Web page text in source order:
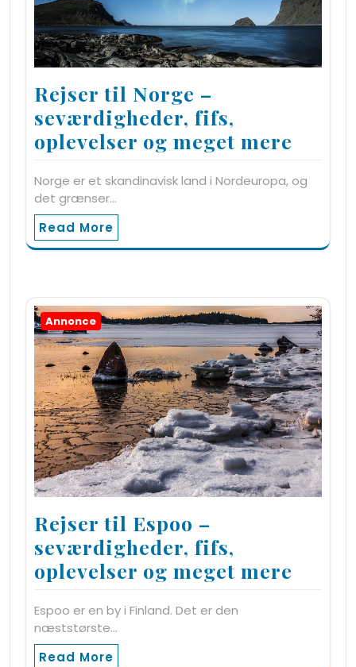
Rejser til Norge –
seværdigheder, fifs,
oplevelser og meget mere
Norge er et skandinavisk land i Nordeuropa, og
det grænser…
Read More
Annonce
Rejser til Espoo –
seværdigheder, fifs,
oplevelser og meget mere
Espoo er en by i Finland. Det er den
næststørste…
Read More